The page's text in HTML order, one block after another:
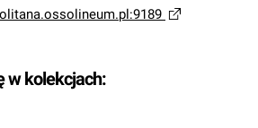
w kolekcjach: